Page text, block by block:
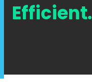
Efficient.